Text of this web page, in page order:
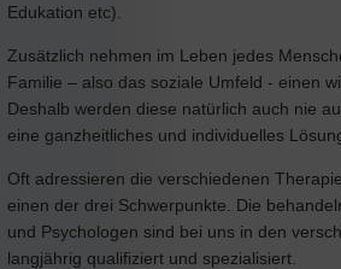
Edukation etc).
Zusätzlich nehmen im Leben jedes
Familie – also das soziale Umfeld - einen
Deshalb werden diese natürlich auch nie
eine ganzheitliches und individuelles
Oft adressieren die verschiedenen
einen der drei Schwerpunkte. Die
und Psychologen sind bei uns in den
langjährig qualifiziert und spezialisiert.